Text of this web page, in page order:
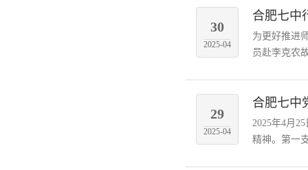
30
2025-04
合肥七中
为更好推进
员赴李克农
29
2025-04
合肥七中
2025年4月
精神。第一